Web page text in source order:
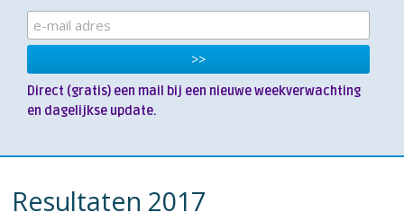
Direct (gratis) een mail bij een nieuwe weekverwachting
en dagelijkse update.
Resultaten 2017